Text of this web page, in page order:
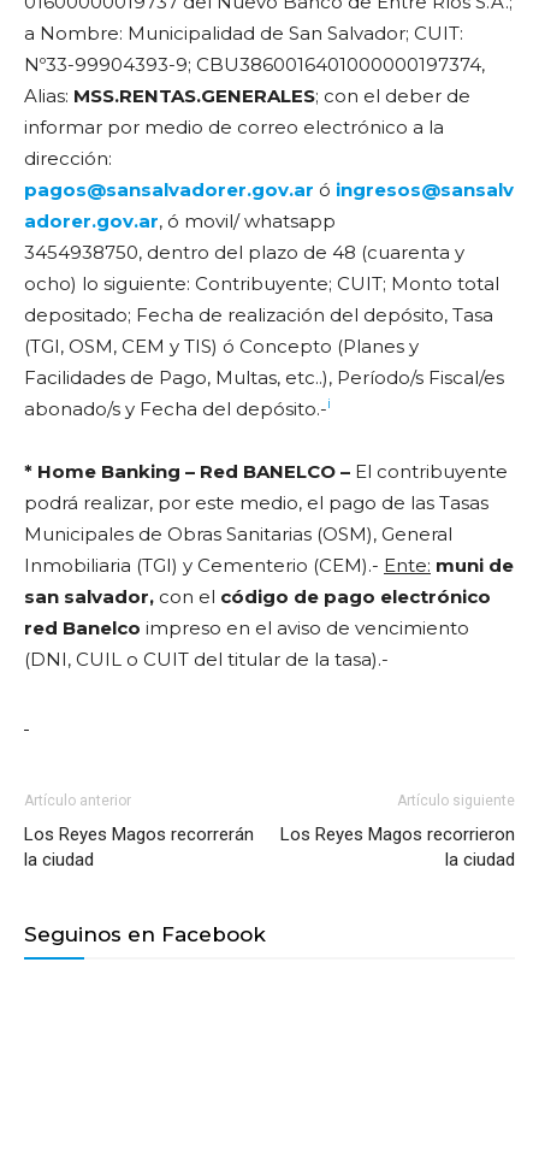
a Nombre: Municipalidad de San Salvador; CUIT:
Nº33-99904393-9; CBU3860016401000000197374,
Alias: MSS.RENTAS.GENERALES; con el deber de
informar por medio de correo electrónico a la
dirección:
pagos@sansalvadorer.gov.ar ó ingresos@sansalv
adorer.gov.ar, ó movil/ whatsapp
3454938750, dentro del plazo de 48 (cuarenta y
ocho) lo siguiente: Contribuyente; CUIT; Monto total
depositado; Fecha de realización del depósito, Tasa
(TGI, OSM, CEM y TIS) ó Concepto (Planes y
Facilidades de Pago, Multas, etc..), Período/s Fiscal/es
abonado/s y Fecha del depósito.-i
* Home Banking – Red BANELCO – El contribuyente
podrá realizar, por este medio, el pago de las Tasas
Municipales de Obras Sanitarias (OSM), General
Inmobiliaria (TGI) y Cementerio (CEM).- Ente: muni de
san salvador, con el código de pago electrónico
red Banelco impreso en el aviso de vencimiento
(DNI, CUIL o CUIT del titular de la tasa).-
Artículo anterior
Los Reyes Magos recorrerán
la ciudad
Artículo siguiente
Los Reyes Magos recorrieron
la ciudad
Seguinos en Facebook